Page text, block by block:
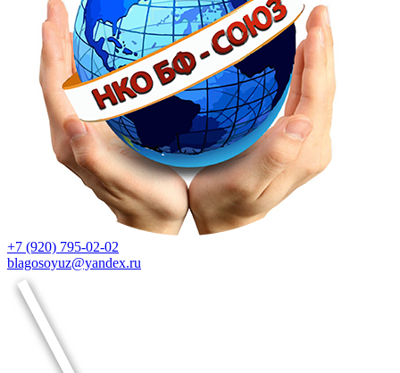
+7 (920) 795-02-02
blagosoyuz@yandex.ru